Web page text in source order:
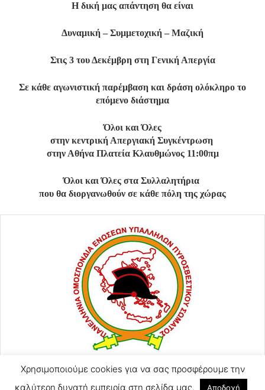
Η δική μας απάντηση θα είναι
Δυναμική – Συμμετοχική – Μαζική
Στις 3 του Δεκέμβρη στη Γενική Απεργία
Σε κάθε αγωνιστική παρέμβαση και δράση ολόκληρο το
επόμενο διάστημα
Όλοι και Όλες
στην κεντρική Απεργιακή Συγκέντρωση
στην Αθήνα Πλατεία Κλαυθμώνος 11:00πμ
Όλοι και Όλες στα Συλλαλητήρια
που θα διοργανωθούν σε κάθε πόλη της χώρας
ΑΓΙΟΥ ΚΩΝΣΤΑΝΤΙΝΟΥ 57
2105248128
Χρησιμοποιούμε cookies για να σας προσφέρουμε την
καλύτερη δυνατή εμπειρία στη σελίδα μας.
Αποδοχή